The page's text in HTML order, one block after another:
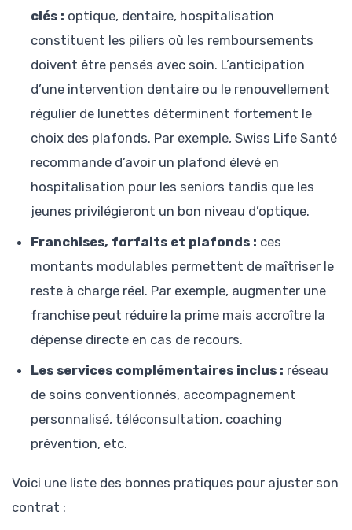
clés : optique, dentaire, hospitalisation
constituent les piliers où les remboursements
doivent être pensés avec soin. L’anticipation
d’une intervention dentaire ou le renouvellement
régulier de lunettes déterminent fortement le
choix des plafonds. Par exemple, Swiss Life Santé
recommande d’avoir un plafond élevé en
hospitalisation pour les seniors tandis que les
jeunes privilégieront un bon niveau d’optique.
Franchises, forfaits et plafonds : ces
montants modulables permettent de maîtriser le
reste à charge réel. Par exemple, augmenter une
franchise peut réduire la prime mais accroître la
dépense directe en cas de recours.
Les services complémentaires inclus : réseau
de soins conventionnés, accompagnement
personnalisé, téléconsultation, coaching
prévention, etc.
Voici une liste des bonnes pratiques pour ajuster son
contrat :